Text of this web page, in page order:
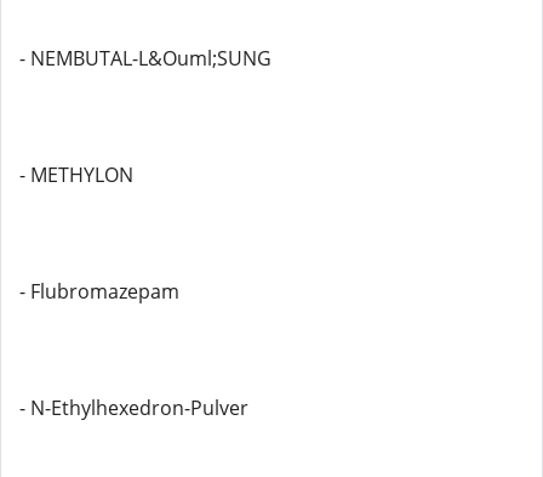
- NEMBUTAL-L&Ouml;SUNG
- METHYLON
- Flubromazepam
- N-Ethylhexedron-Pulver